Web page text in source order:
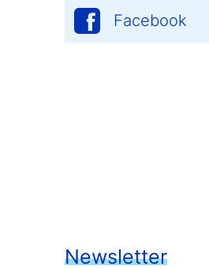
Facebook
Newsletter